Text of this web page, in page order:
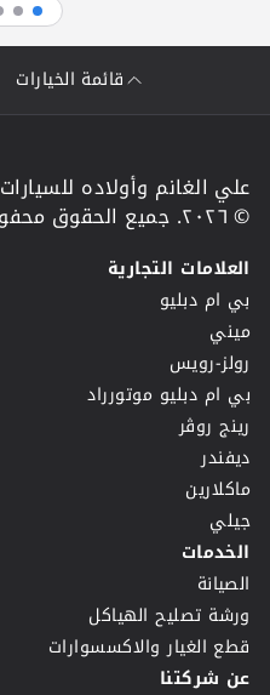
قائمة الخيارات
علي الغانم وأولاده للسيارات
© ٢٠٢٦. جميع الحقوق محفوظة.
العلامات التجارية
بي ام دبليو
ميني
رولز-رويس
بي ام دبليو موتورراد
رينج روڤر
ديفندر
ماكلارين
جيلي
الخدمات
الصيانة
ورشة تصليح الهياكل
قطع الغيار والاكسسوارات
عن شركتنا